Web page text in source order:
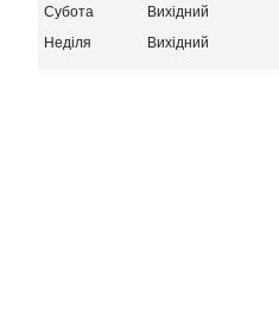
Субота
Вихідний
Неділя
Вихідний